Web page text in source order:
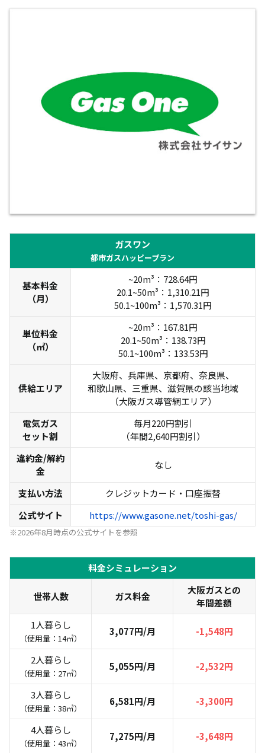
ガスワン
都市ガスハッピープラン
基本料金
（月）
~20m³：728.64円
20.1~50m³：1,310.21円
50.1~100m³：1,570.31円
単位料金
（㎥）
~20m³：167.81円
20.1~50m³：138.73円
50.1~100m³：133.53円
供給エリア
大阪府、兵庫県、京都府、奈良県、
和歌山県、三重県、滋賀県の該当地域
（大阪ガス導管網エリア）
電気ガス
セット割
毎月220円割引
（年間2,640円割引）
違約金/解約
金
なし
支払い方法
クレジットカード・口座振替
公式サイト
https://www.gasone.net/toshi-gas/
※2026年8月時点の公式サイトを参照
料金シミュレーション
世帯人数 ガス料金
大阪ガスとの
年間差額
1人暮らし
（使用量：14㎥）
3,077円/月 -1,548円
2人暮らし
（使用量：27㎥）
5,055円/月 -2,532円
3人暮らし
（使用量：38㎥）
6,581円/月 -3,300円
4人暮らし
（使用量：43㎥）
7,275円/月 -3,648円